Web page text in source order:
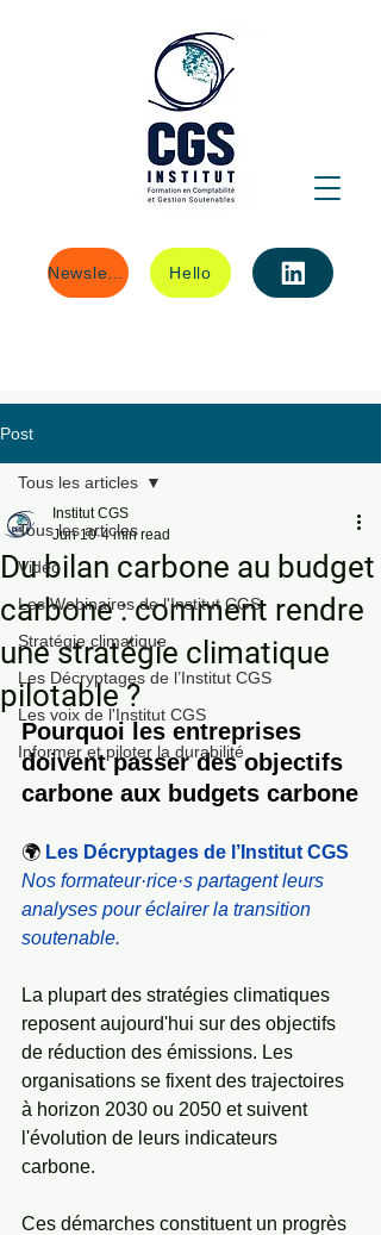
Hello
Post
Tous les articles
Vidéo
Les Webinaires de l'Institut CGS
Stratégie climatique
Les Décryptages de l’Institut CGS
Les voix de l'Institut CGS
Informer et piloter la durabilité
Tous les articles
Du bilan carbone au budget
carbone : comment rendre
une stratégie climatique
pilotable ?
Institut CGS
Jun 10 4 min read
Pourquoi les entreprises
doivent passer des objectifs
carbone aux budgets carbone
🌍 Les Décryptages de l’Institut CGS
Nos formateur·rice·s partagent leurs
analyses pour éclairer la transition
soutenable.
La plupart des stratégies climatiques
reposent aujourd'hui sur des objectifs
de réduction des émissions. Les
organisations se fixent des trajectoires
à horizon 2030 ou 2050 et suivent
l'évolution de leurs indicateurs
carbone.
Ces démarches constituent un progrès